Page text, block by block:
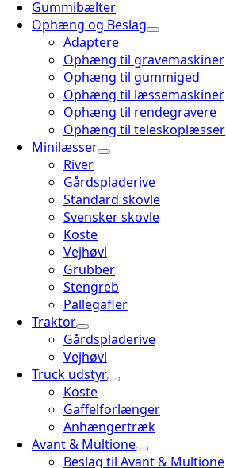
Gummibælter
Ophæng og Beslag
Adaptere
Ophæng til gravemaskiner
Ophæng til gummiged
Ophæng til læssemaskiner
Ophæng til rendegravere
Ophæng til teleskoplæsser
Minilæsser
River
Gårdspladerive
Standard skovle
Svensker skovle
Koste
Vejhøvl
Grubber
Stengreb
Pallegafler
Traktor
Gårdspladerive
Vejhøvl
Truck udstyr
Koste
Gaffelforlænger
Anhængertræk
Avant & Multione
Beslag til Avant & Multione